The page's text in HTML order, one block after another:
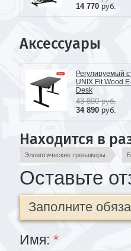
14 770 руб.
Аксессуары
Регулируемый
UNIX Fit Wood
Desk
43 890руб.
34 890 руб.
Находится в
Эллиптические тренажеры
Оставьте
Заполните
Имя: *